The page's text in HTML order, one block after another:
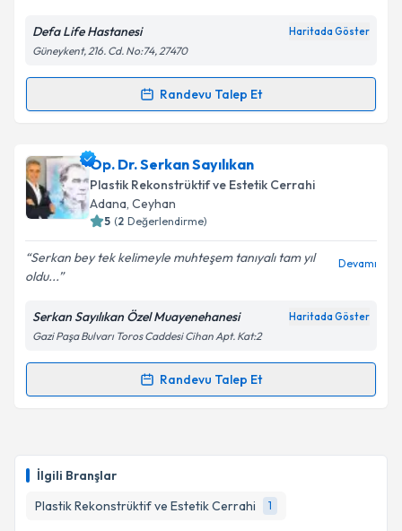
İlgili Branşlar
Plastik Rekonstrüktif ve Estetik Cerrahi
1
Kişisel verilerimin işlenmesine ilişkin
Metni'ni okudum ve kişisel verilerimin belirtilen
kapsamda işlenmesini kabul ediyorum.
Defa Life Hastanesi Haritada Göster
Güneykent, 216. Cd. No:74, 27470
Randevu Talep Et
Randevu Takvimi Talebi
Op. Dr. Harun Yılmaz için randevu takvimi talebi
oluşturun. Size bu uzmandan randevu almanız için bir
takvim hazırlandığında e-posta ile bilgilendireceğiz.
Kişisel verilerimin işlenmesine ilişkin
Aydınlatma
Metni 'ni okudum ve kişisel verilerimin belirtilen
kapsamda işlenmesini kabul ediyorum.
Op. Dr. Serkan Sayılıkan
Plastik Rekonstrüktif ve Estetik Cerrahi
Adana, Ceyhan
5 (2 Değerlendirme)
Serkan bey tek kelimeyle muhteşem tanıyalı tam yıl
oldu...
Devamı
Serkan Sayılıkan Özel Muayenehanesi Haritada Göster
Gazi Paşa Bulvarı Toros Caddesi Cihan Apt. Kat:2
Randevu Talep Et
Randevu Takvimi Talebi
takvim hazırlandığında e-posta ile bilgilendireceğiz.